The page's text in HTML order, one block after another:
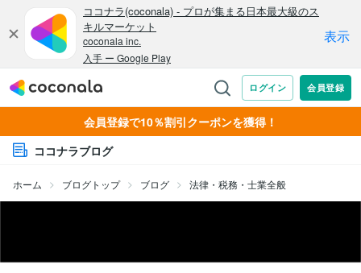
会員登録で10％割引クーポンを獲得！
ココナラブログ
ホーム ブログトップ ブログ 法律・税務・士業全般